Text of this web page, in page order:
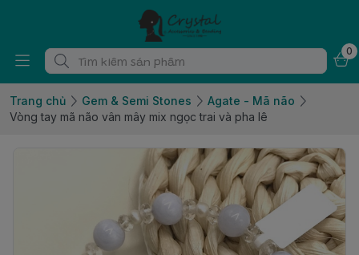
0
Trang chủ Gem & Semi Stones
Agate - Mã não
Vòng tay mã não vân mây mix ngọc trai và pha lê